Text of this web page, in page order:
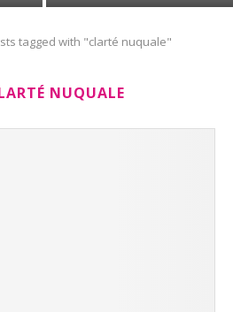
tagged with "clarté nuquale"
NUQUALE